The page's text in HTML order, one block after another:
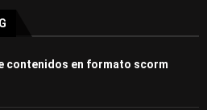
contenidos en formato scorm